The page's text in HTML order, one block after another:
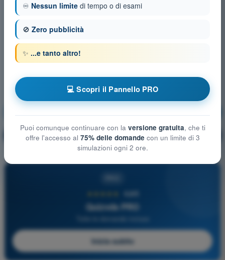
🔒 PRO Spiegazione domanda
4,6/5
Quizvds PRO
Inizia subito
♾️ Nessun limite di tempo o di esami
🚫 Zero pubblicità
✨ ...e tanto altro!
💻 Scopri il Pannello PRO
Puoi comunque continuare con la versione gratuita, che ti
offre l'accesso al 75% delle domande con un limite di 3
simulazioni ogni 2 ore.